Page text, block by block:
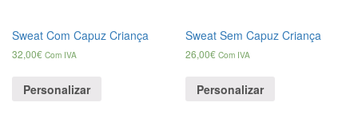
Sweat Com Capuz Criança
32,00€ Com IVA
Personalizar
Sweat Sem Capuz Criança
26,00€ Com IVA
Personalizar